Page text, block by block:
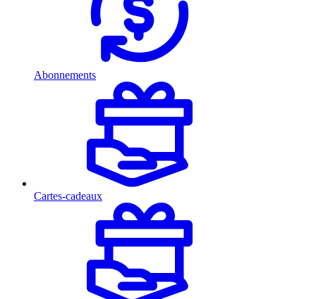
Abonnements
Cartes-cadeaux